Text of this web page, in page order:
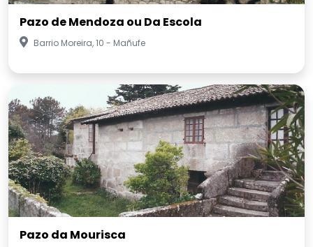
Pazo de Mendoza ou Da Escola
Barrio Moreira, 10 - Mañufe
Pazo da Mourisca